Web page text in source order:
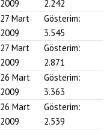
2009
2.242
27 Mart
2009
Gösterim:
3.545
27 Mart
2009
Gösterim:
2.871
26 Mart
2009
Gösterim:
3.363
26 Mart
2009
Gösterim:
2.539